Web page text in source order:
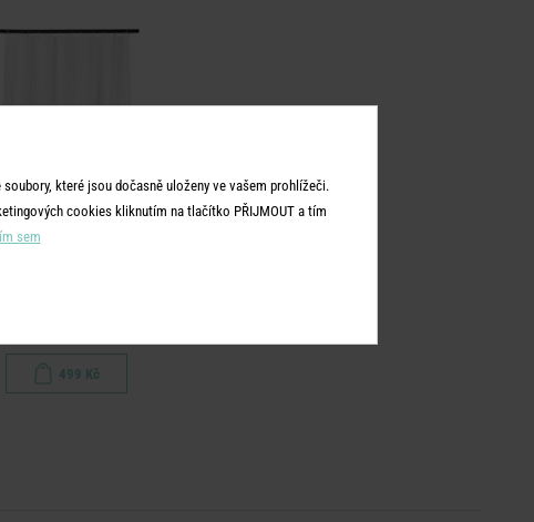
499 Kč
které jsou dočasně uloženy ve vašem prohlížeči.
cookies kliknutím na tlačítko PŘIJMOUT a tím
sem